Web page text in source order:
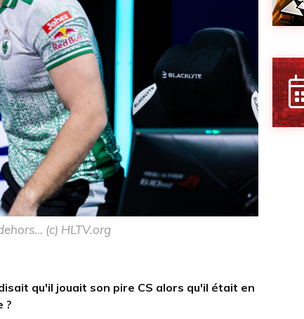
(c) HLTV.org
qu'il jouait son pire CS alors qu'il était en
?